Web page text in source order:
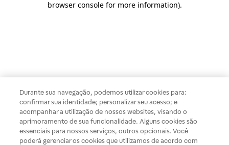
browser console for more information).
Durante sua navegação, podemos utilizar cookies para:
confirmar sua identidade; personalizar seu acesso; e
acompanhar a utilização de nossos websites, visando o
aprimoramento de sua funcionalidade. Alguns cookies são
essenciais para nossos serviços, outros opcionais. Você
poderá gerenciar os cookies que utilizamos de acordo com